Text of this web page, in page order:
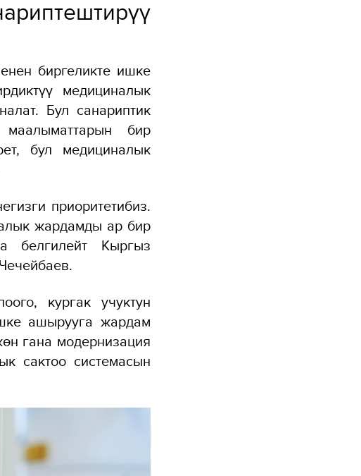
биргеликте ишке
медициналык
Бул санариптик
бир
бул медициналык
приоритетибиз.
жардамды ар бир
белгилейт Кыргыз
кургак учуктун
ашырууга жардам
гана модернизация
сактоо системасын